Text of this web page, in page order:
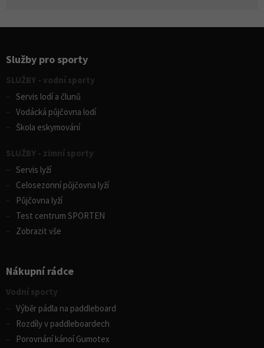
Služby pro sporty
SLUŽBY - vodní sporty
Servis lodí a člunů
Vodácká půjčovna lodí
Škola eskymování
SLUŽBY - zimní sporty
Servis lyží
Celosezonní půjčovna lyží
Půjčovna lyží
Test centrum SPORTEN
Zobrazit vše
Nákupní rádce
Vodní sporty
Výběr pádla na paddleboard
Rozdíly v paddleboardech
Porovnání kánoí Gumotex